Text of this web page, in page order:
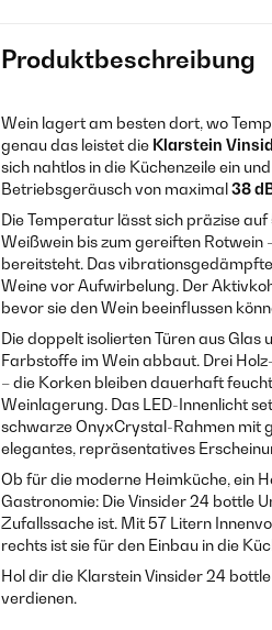
Produktbeschreibung
Wein lagert am besten dort, wo
genau das leistet die Klarstein
sich nahtlos in die Küchenzeile ein
Betriebsgeräusch von maximal38
Die Temperatur lässt sich präzise
Weißwein bis zum gereiften
bereitsteht. Das
Weine vor Aufwirbelung. Der
bevor sie den Wein beeinflussen
Die doppelt isolierten Türen aus Glas
Farbstoffe im Wein abbaut. Drei
– die Korken bleiben dauerhaft
Weinlagerung. Das LED-Innenlicht
schwarze OnyxCrystal-Rahmen mit
elegantes, repräsentatives
Ob für die moderne Heimküche, ein
Gastronomie: Die Vinsider 24 bottle
Zufallssache ist. Mit 57 Litern
rechts ist sie für den Einbau in die
Hol dir die Klarstein Vinsider 24
verdienen.